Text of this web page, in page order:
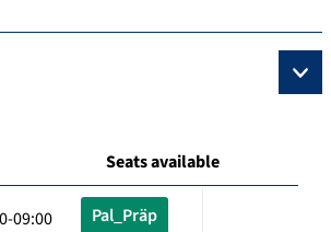
Seats available
09:00 Pal_Präp